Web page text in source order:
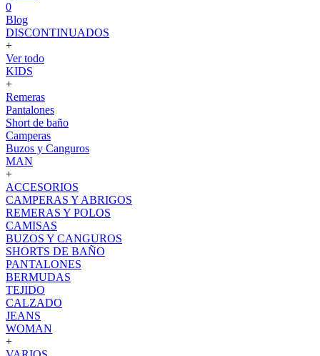
0
Blog
DISCONTINUADOS
+
Ver todo
KIDS
+
Remeras
Pantalones
Short de baño
Camperas
Buzos y Canguros
MAN
+
ACCESORIOS
CAMPERAS Y ABRIGOS
REMERAS Y POLOS
CAMISAS
BUZOS Y CANGUROS
SHORTS DE BAÑO
PANTALONES
BERMUDAS
TEJIDO
CALZADO
JEANS
WOMAN
+